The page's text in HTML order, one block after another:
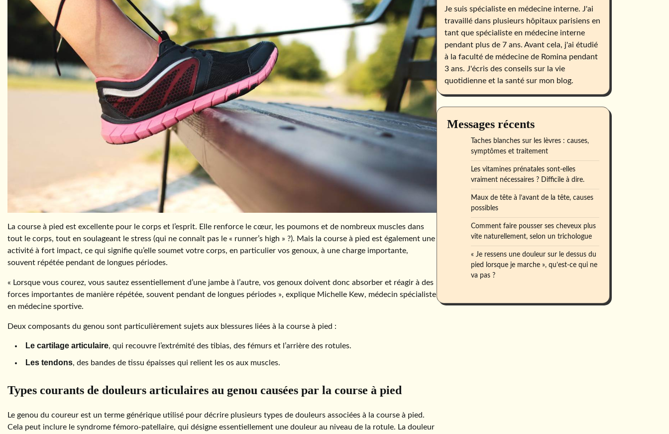
La course à pied est excellente pour le corps et l’esprit. Elle renforce le cœur, les poumons et de nombreux muscles dans
tout le corps, tout en soulageant le stress (qui ne connaît pas le « runner’s high » ?). Mais la course à pied est également une
activité à fort impact, ce qui signifie qu’elle soumet votre corps, en particulier vos genoux, à une charge importante,
souvent répétée pendant de longues périodes.
« Lorsque vous courez, vous sautez essentiellement d’une jambe à l’autre, vos genoux doivent donc absorber et réagir à des
forces importantes de manière répétée, souvent pendant de longues périodes », explique Michelle Kew, médecin spécialiste
en médecine sportive.
Deux composants du genou sont particulièrement sujets aux blessures liées à la course à pied :
Le cartilage articulaire, qui recouvre l’extrémité des tibias, des fémurs et l’arrière des rotules.
Les tendons, des bandes de tissu épaisses qui relient les os aux muscles.
Types courants de douleurs articulaires au genou causées par la course à pied
Le genou du coureur est un terme générique utilisé pour décrire plusieurs types de douleurs associées à la course à pied.
Cela peut inclure le syndrome fémoro-patellaire, qui désigne essentiellement une douleur au niveau de la rotule. La douleur
Je suis spécialiste en médecine interne. J'ai
travaillé dans plusieurs hôpitaux parisiens en
tant que spécialiste en médecine interne
pendant plus de 7 ans. Avant cela, j'ai étudié
à la faculté de médecine de Romina pendant
3 ans. J'écris des conseils sur la vie
quotidienne et la santé sur mon blog.
Messages récents
Taches blanches sur les lèvres : causes,
symptômes et traitement
Les vitamines prénatales sont-elles
vraiment nécessaires ? Difficile à dire.
Maux de tête à l’avant de la tête, causes
possibles
Comment faire pousser ses cheveux plus
vite naturellement, selon un trichologue
« Je ressens une douleur sur le dessus du
pied lorsque je marche », qu’est-ce qui ne
va pas ?